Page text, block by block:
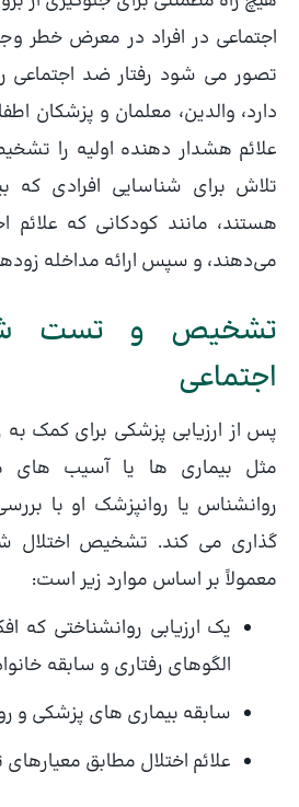
اجتماعی در افراد در معرض خطر
تصور می شود رفتار ضد اجتماعی
دارد، والدین، معلمان و پزشکان
علائم هشدار دهنده اولیه را
تلاش برای شناسایی افرادی
هستند، مانند کودکانی که علائم
می‌دهند، و سپس ارائه مداخله
تشخیص و تست
اجتماعی
پس از ارزیابی پزشکی برای کمک
مثل بیماری ها یا آسیب های
روانشناس یا روانپزشک او با
گذاری می کند. تشخیص
معمولاً بر اساس موارد زیر است:
یک ارزیابی روانشناختی که
الگوهای رفتاری و سابقه
سابقه بیماری های پزشکی و
علائم اختلال مطابق